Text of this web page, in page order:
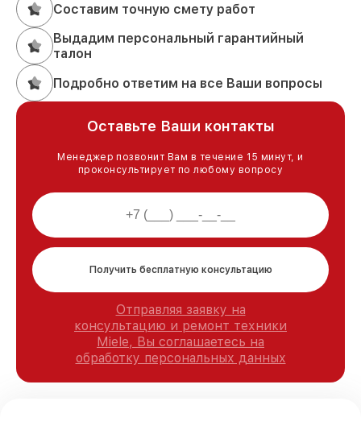
Составим точную смету работ
Выдадим персональный гарантийный
талон
Подробно ответим на все Ваши вопросы
Оставьте Ваши контакты
Менеджер позвонит Вам в течение 15 минут, и
проконсультирует по любому вопросу
Получить бесплатную консультацию
Отправляя заявку на
консультацию и ремонт техники
Miele, Вы соглашаетесь на
обработку персональных данных